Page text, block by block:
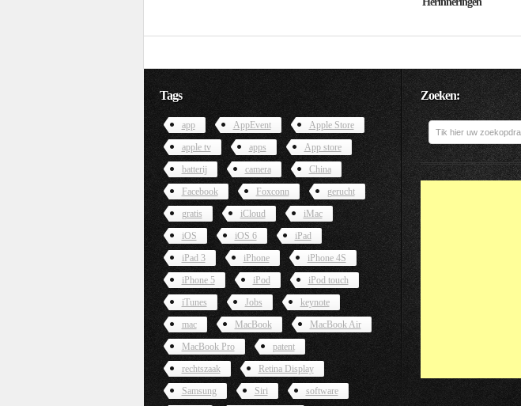
Tags
app AppEvent
Apple Store
apple tv
apps
App store
batterij
camera
China
Facebook
Foxconn
gerucht
gratis
iCloud
iMac
iOS
iOS 6
iPad
iPad 3
iPhone
iPhone 4S
iPhone 5
iPod
iPod touch
iTunes
Jobs
keynote
mac
MacBook
MacBook Air
MacBook Pro
patent
rechtszaak
Retina Display
Samsung
Siri software
Zoeken: